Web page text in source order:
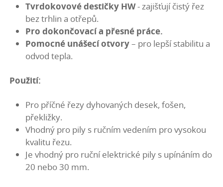
Tvrdokovové destičky HW- zajišťují čistý řez
bez trhlin a otřepů.
Pro dokončovací a přesné práce.
Pomocné unášecí otvory– pro lepší stabilitu a
odvod tepla.
Použití:
Pro příčné řezy dyhovaných desek, fošen,
překližky.
Vhodný pro pily s ručním vedením pro vysokou
kvalitu řezu.
Je vhodný pro ruční elektrické pily s upínáním do
20 nebo 30 mm.